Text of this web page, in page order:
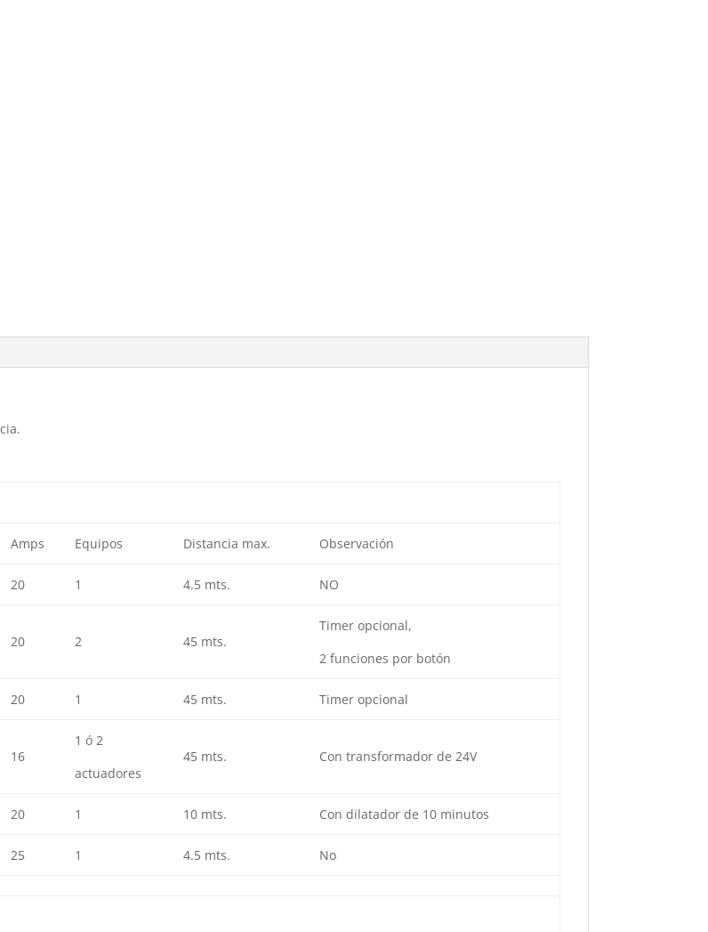
Amps Equipos Distancia max. Observación
20 1 4.5 mts. NO
20 2 45 mts.
Timer opcional,
2 funciones por botón
20 1 45 mts. Timer opcional
16
1 ó 2
actuadores
45 mts. Con transformador de 24V
20 1 10 mts. Con dilatador de 10 minutos
25 1 4.5 mts. No